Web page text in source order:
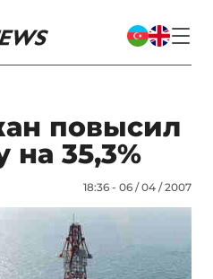
повысил
на 35,3%
18:36 - 06 / 04 / 2007